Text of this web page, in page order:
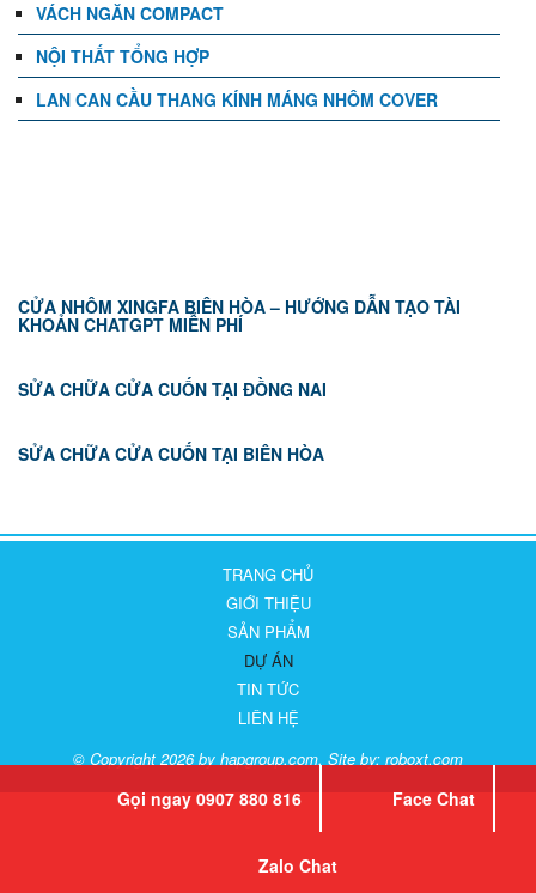
VÁCH NGĂN COMPACT
NỘI THẤT TỔNG HỢP
LAN CAN CẦU THANG KÍNH MÁNG NHÔM COVER
CỬA NHÔM XINGFA BIÊN HÒA – HƯỚNG DẪN TẠO TÀI
KHOẢN CHATGPT MIỄN PHÍ
SỬA CHỮA CỬA CUỐN TẠI ĐỒNG NAI
SỬA CHỮA CỬA CUỐN TẠI BIÊN HÒA
TRANG CHỦ
GIỚI THIỆU
SẢN PHẨM
DỰ ÁN
TIN TỨC
LIÊN HỆ
© Copyright 2026 by hapgroup.com. Site by: roboxt.com
Gọi ngay 0907 880 816 Face Chat
Zalo Chat